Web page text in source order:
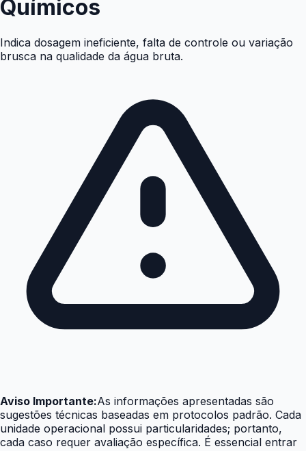
Químicos
Indica dosagem ineficiente, falta de controle ou variação
brusca na qualidade da água bruta.
Aviso Importante:As informações apresentadas são
sugestões técnicas baseadas em protocolos padrão. Cada
unidade operacional possui particularidades; portanto,
cada caso requer avaliação específica. É essencial entrar